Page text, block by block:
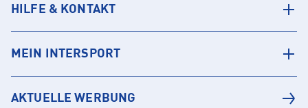
HILFE & KONTAKT
MEIN INTERSPORT
AKTUELLE WERBUNG